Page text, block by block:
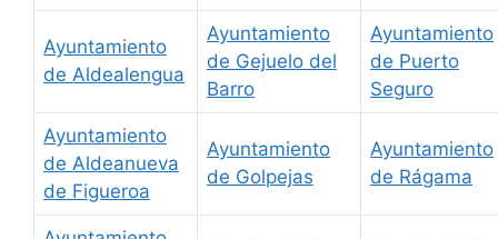
Ayuntamiento
de Aldealengua
Ayuntamiento
de Gejuelo del
Barro
Ayuntamiento
de Puerto
Seguro
Ayuntamiento
de Aldeanueva
de Figueroa
Ayuntamiento
de Golpejas
Ayuntamiento
de Rágama